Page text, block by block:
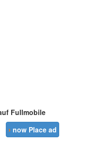
Fullmobile
› now Place ad